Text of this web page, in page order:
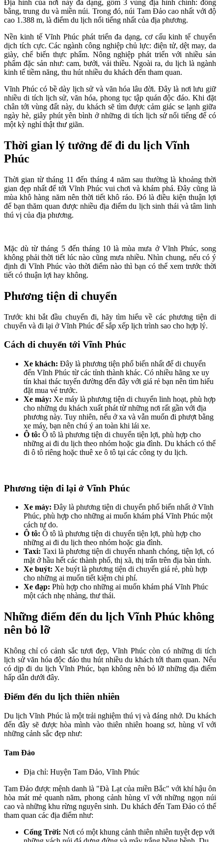
Địa hình của nơi này đa dạng, gồm 3 vùng địa hình chính: đồng
bằng, trung du và miền núi. Trong đó, núi Tam Đảo cao nhất với độ
cao 1.388 m, là điểm du lịch nổi tiếng nhất của địa phương.
Nền kinh tế Vĩnh Phúc phát triển đa dạng, cơ cấu kinh tế chuyển
dịch tích cực. Các ngành công nghiệp chủ lực: điện tử, dệt may, da
giày, chế biến thực phẩm. Nông nghiệp phát triển với nhiều sản
phẩm đặc sản như: cam, bưởi, vải thiều. Ngoài ra, du lịch là ngành
kinh tế tiềm năng, thu hút nhiều du khách đến tham quan.
Vĩnh Phúc có bề dày lịch sử và văn hóa lâu đời. Đây là nơi lưu giữ
nhiều di tích lịch sử, văn hóa, phong tục tập quán độc đáo. Khi đặt
chân tới vùng đất này, du khách sẽ tìm được cảm giác se lạnh giữa
ngày hè, giây phút yên bình ở những di tích lịch sử nổi tiếng để có
một kỳ nghỉ thật thư giãn.
Thời gian lý tưởng để đi du lịch Vĩnh
Phúc
Thời gian từ tháng 11 đến tháng 4 năm sau thường là khoảng thời
gian đẹp nhất để tới Vĩnh Phúc vui chơi và khám phá. Đây cũng là
mùa khô hàng năm nên thời tiết khô ráo. Đó là điều kiện thuận lợi
để bạn thăm quan được nhiều địa điểm du lịch sinh thái và tâm linh
thú vị của địa phương.
Mặc dù từ tháng 5 đến tháng 10 là mùa mưa ở Vĩnh Phúc, song
không phải thời tiết lúc nào cũng mưa nhiều. Nhìn chung, nếu có ý
định đi Vĩnh Phúc vào thời điểm nào thì bạn có thể xem trước thời
tiết có thuận lợi hay không.
Phương tiện di chuyển
Trước khi bắt đầu chuyến đi, hãy tìm hiểu về các phương tiện di
chuyển và đi lại ở Vĩnh Phúc để sắp xếp lịch trình sao cho hợp lý.
Cách di chuyển tới Vĩnh Phúc
Xe khách: Đây là phương tiện phổ biến nhất để di chuyển
đến Vĩnh Phúc từ các tỉnh thành khác. Có nhiều hãng xe uy
tín khai thác tuyến đường đến đây với giá rẻ bạn nên tìm hiểu
đặt mua vé trước.
Xe máy: Xe máy là phương tiện di chuyển linh hoạt, phù hợp
cho những du khách xuất phát từ những nơi rất gần với địa
phương này. Tuy nhiên, nếu ở xa và vẫn muốn đi phượt bằng
xe máy, bạn nên chú ý an toàn khi lái xe.
Ô tô: Ô tô là phương tiện di chuyển tiện lợi, phù hợp cho
những ai đi du lịch theo nhóm hoặc gia đình. Du khách có thể
đi ô tô riêng hoặc thuê xe ô tô tại các công ty du lịch.
Phương tiện đi lại ở Vĩnh Phúc
Xe máy: Đây là phương tiện di chuyển phổ biến nhất ở Vĩnh
Phúc, phù hợp cho những ai muốn khám phá Vĩnh Phúc một
cách tự do.
Ô tô: Ô tô là phương tiện di chuyển tiện lợi, phù hợp cho
những ai đi du lịch theo nhóm hoặc gia đình.
Taxi: Taxi là phương tiện di chuyển nhanh chóng, tiện lợi, có
mặt ở hầu hết các thành phố, thị xã, thị trấn trên địa bàn tỉnh.
Xe buýt: Xe buýt là phương tiện di chuyển giá rẻ, phù hợp
cho những ai muốn tiết kiệm chi phí.
Xe đạp: Phù hợp cho những ai muốn khám phá Vĩnh Phúc
một cách nhẹ nhàng, thư thái.
Những điểm đến du lịch Vĩnh Phúc không
nên bỏ lỡ
Không chỉ có cảnh sắc tươi đẹp, Vĩnh Phúc còn có những di tích
lịch sử văn hóa độc đáo thu hút nhiều du khách tới tham quan. Nếu
có dịp đi du lịch Vĩnh Phúc, bạn không nên bỏ lỡ những địa điểm
hấp dẫn dưới đây.
Điểm đến du lịch thiên nhiên
Du lịch Vĩnh Phúc là một trải nghiệm thú vị và đáng nhớ. Du khách
đến đây sẽ được hòa mình vào thiên nhiên hoang sơ, hùng vĩ với
những cảnh sắc đẹp như:
Tam Đảo
Địa chỉ: Huyện Tam Đảo, Vĩnh Phúc
Tam Đảo được mệnh danh là "Đà Lạt của miền Bắc" với khí hậu ôn
hòa mát mẻ quanh năm, phong cảnh hùng vĩ với những ngọn núi
cao và những khu rừng nguyên sinh. Du khách đến Tam Đảo có thể
tham quan các địa điểm như:
Cổng Trời: Nơi có một khung cảnh thiên nhiên tuyệt đẹp với